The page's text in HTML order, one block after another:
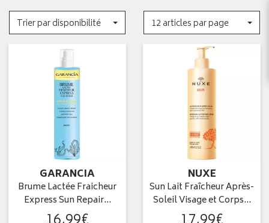
Trier par disponibilité 12 articles par page
GARANCIA
Brume Lactée Fraicheur
Express Sun Repair…
NUXE
Sun Lait Fraîcheur Après-
Soleil Visage et Corps…